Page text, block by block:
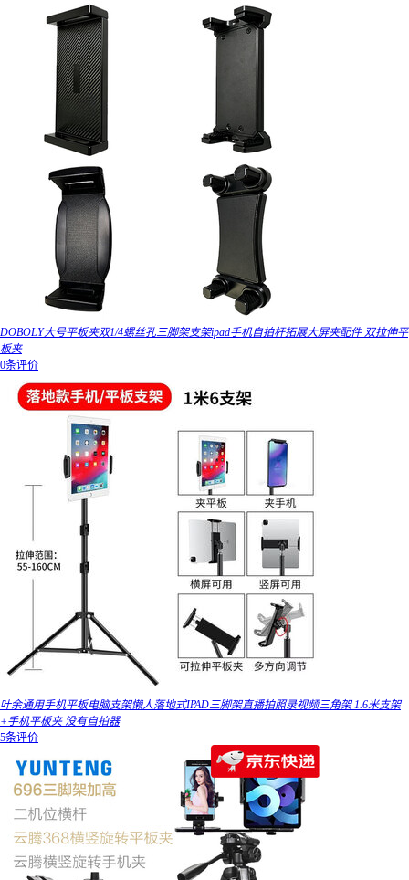
DOBOLY大号平板夹双1/4螺丝孔三脚架支架ipad手机自拍杆拓展大屏夹配件 双拉伸平
板夹
0条评价
叶余通用手机平板电脑支架懒人落地式IPAD三脚架直播拍照录视频三角架 1.6米支架
+手机平板夹 没有自拍器
5条评价